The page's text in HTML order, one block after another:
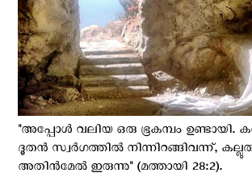
"അപ്പോള്‍ വലിയ ഒരു ഭൂകമ്പം ഉണ്ടായി.
ദൂതന്‍ സ്വര്‍ഗത്തില്‍ നിന്നിറങ്ങിവന്ന്,
അതിന്‍മേല്‍ ഇരുന്നു" (മത്തായി 28:2).